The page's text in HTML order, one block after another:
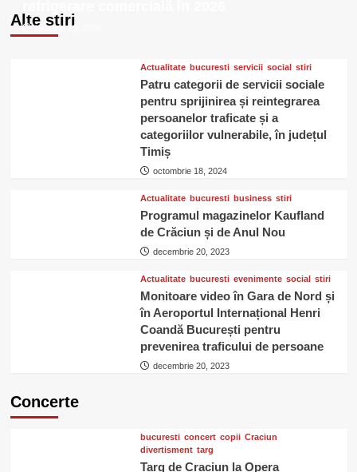
Alte stiri
ianuarie 23, 2026
Actualitate bucuresti servicii social stiri
Patru categorii de servicii sociale
pentru sprijinirea și reintegrarea
persoanelor traficate și a
categoriilor vulnerabile, în județul
Timiș
octombrie 18, 2024
Actualitate bucuresti business stiri
Programul magazinelor Kaufland
de Crăciun și de Anul Nou
decembrie 20, 2023
Actualitate bucuresti evenimente social stiri
Monitoare video în Gara de Nord și
în Aeroportul Internațional Henri
Coandă București pentru
prevenirea traficului de persoane
decembrie 20, 2023
Concerte
bucuresti concert copii Craciun
divertisment targ
Targ de Craciun la Opera